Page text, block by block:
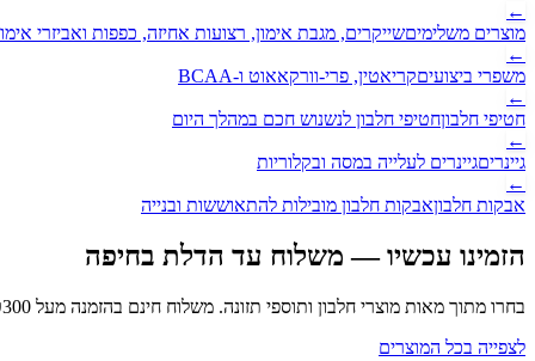
←
מוצרים משלימיםשייקרים, מגבת אימון, רצועות אחיזה, כפפות ואביזרי
←
משפרי ביצועיםקריאטין, פרי-וורקאאוט ו-BCAA
←
חטיפי חלבוןחטיפי חלבון לנשנוש חכם במהלך היום
←
גיינריםגיינרים לעלייה במסה ובקלוריות
←
אבקות חלבוןאבקות חלבון מובילות להתאוששות ובנייה
הזמינו עכשיו — משלוח עד הדלת בחיפה
בחרו מתוך מאות מוצרי חלבון ותוספי תזונה. משלוח חינם בהזמנה מעל ₪ 300
לצפייה בכל המוצרים